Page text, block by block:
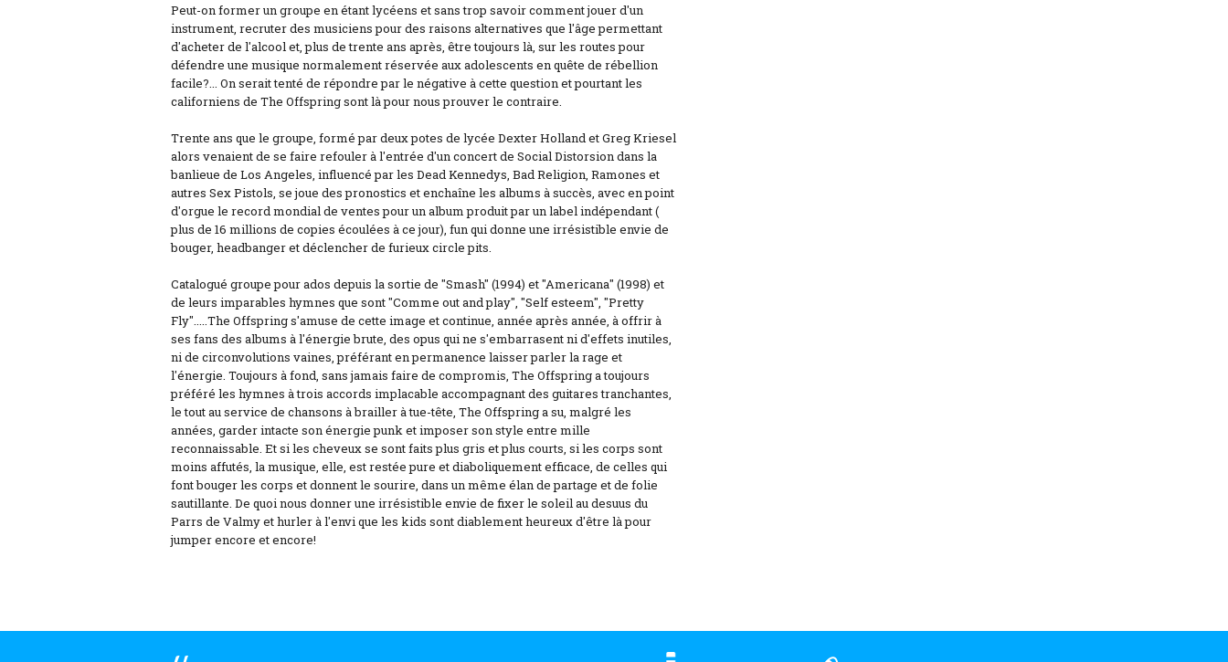
Peut-on former un groupe en étant lycéens et sans trop savoir comment jouer d'un
instrument, recruter des musiciens pour des raisons alternatives que l'âge permettant
d'acheter de l'alcool et, plus de trente ans après, être toujours là, sur les routes pour
défendre une musique normalement réservée aux adolescents en quête de rébellion
facile?... On serait tenté de répondre par le négative à cette question et pourtant les
californiens de The Offspring sont là pour nous prouver le contraire.
Trente ans que le groupe, formé par deux potes de lycée Dexter Holland et Greg Kriesel
alors venaient de se faire refouler à l'entrée d'un concert de Social Distorsion dans la
banlieue de Los Angeles, influencé par les Dead Kennedys, Bad Religion, Ramones et
autres Sex Pistols, se joue des pronostics et enchaîne les albums à succès, avec en point
d'orgue le record mondial de ventes pour un album produit par un label indépendant (
plus de 16 millions de copies écoulées à ce jour), fun qui donne une irrésistible envie de
bouger, headbanger et déclencher de furieux circle pits.
Catalogué groupe pour ados depuis la sortie de "Smash" (1994) et "Americana" (1998) et
de leurs imparables hymnes que sont "Comme out and play", "Self esteem", "Pretty
Fly".....The Offspring s'amuse de cette image et continue, année après année, à offrir à
ses fans des albums à l'énergie brute, des opus qui ne s'embarrasent ni d'effets inutiles,
ni de circonvolutions vaines, préférant en permanence laisser parler la rage et
l'énergie. Toujours à fond, sans jamais faire de compromis, The Offspring a toujours
préféré les hymnes à trois accords implacable accompagnant des guitares tranchantes,
le tout au service de chansons à brailler à tue-tête, The Offspring a su, malgré les
années, garder intacte son énergie punk et imposer son style entre mille
reconnaissable. Et si les cheveux se sont faits plus gris et plus courts, si les corps sont
moins affutés, la musique, elle, est restée pure et diaboliquement efficace, de celles qui
font bouger les corps et donnent le sourire, dans un même élan de partage et de folie
sautillante. De quoi nous donner une irrésistible envie de fixer le soleil au desuus du
Parrs de Valmy et hurler à l'envi que les kids sont diablement heureux d'être là pour
jumper encore et encore!